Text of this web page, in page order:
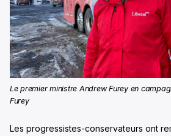
Le premier ministre Andrew Furey en
Furey
Les progressistes-conservateurs ont